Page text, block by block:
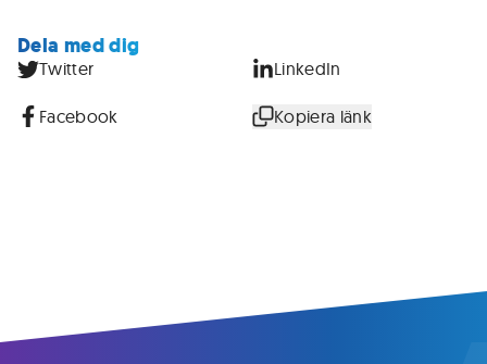
Dela med dig
Twitter LinkedIn
Facebook Kopiera länk